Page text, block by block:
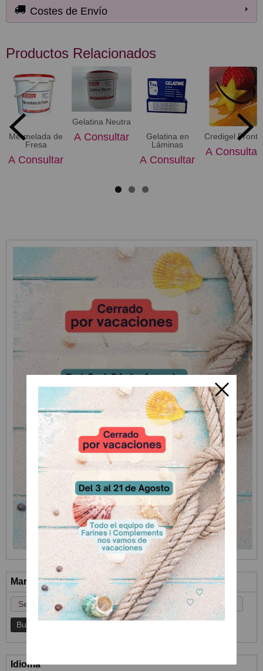
Marcas
Idioma
Costes de Envío
Productos Relacionados
Mermelada de
Fresa
A Consultar
Gelatina Neutra
A Consultar
Gelatina en
Láminas
A Consultar
Credigel Pronto
A Consultar